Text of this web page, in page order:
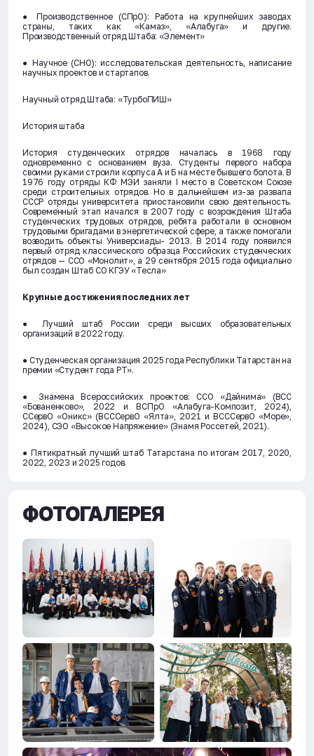
● Производственное (СПрО): Работа на крупнейших заводах
страны, таких как «Камаз», «Алабуга» и другие.
Производственный отряд Штаба: «Элемент»
● Научное (СНО): исследовательская деятельность, написание
научных проектов и стартапов.
Научный отряд Штаба: «ТурбоПИШ»
История штаба
История студенческих отрядов началась в 1968 году
одновременно с основанием вуза. Студенты первого набора
своими руками строили корпуса А и Б на месте бывшего болота. В
1976 году отряды КФ МЭИ заняли I место в Советском Союзе
среди строительных отрядов. Но в дальнейшем из-за развала
СССР отряды университета приостановили свою деятельность.
Современный этап начался в 2007 году с возрождения Штаба
студенческих трудовых отрядов, ребята работали в основном
трудовыми бригадами в энергетической сфере, а также помогали
возводить объекты Универсиады- 2013. В 2014 году появился
первый отряд классического образца Российских студенческих
отрядов — ССО «Монолит», а 29 сентября 2015 года официально
был создан Штаб СО КГЭУ «Тесла»
Крупные достижения последних лет
● Лучший штаб России среди высших образовательных
организаций в 2022 году.
● Студенческая организация 2025 года Республики Татарстан на
премии «Студент года РТ».
● Знамена Всероссийских проектов: ССО «Дайнима» (ВСС
«Бованенково», 2022 и ВСПрО «Алабуга-Композит, 2024),
ССервО «Оникс» (ВСССервО «Ялта», 2021 и ВСССервО «Море»,
2024), СЭО «Высокое Напряжение» (Знамя Россетей, 2021).
● Пятикратный лучший штаб Татарстана по итогам 2017, 2020,
2022, 2023 и 2025 годов.
ФОТОГАЛЕРЕЯ